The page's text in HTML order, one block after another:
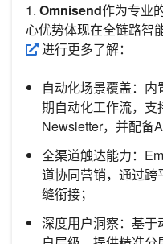
1. Omnisend作为专业
心优势体现在全链路智
进行更多了解：
自动化场景覆盖：
期自动化工作流，
Newsletter，并配备
全渠道触达能力：
道协同营销，通过
缝衔接；
深度用户洞察：基于